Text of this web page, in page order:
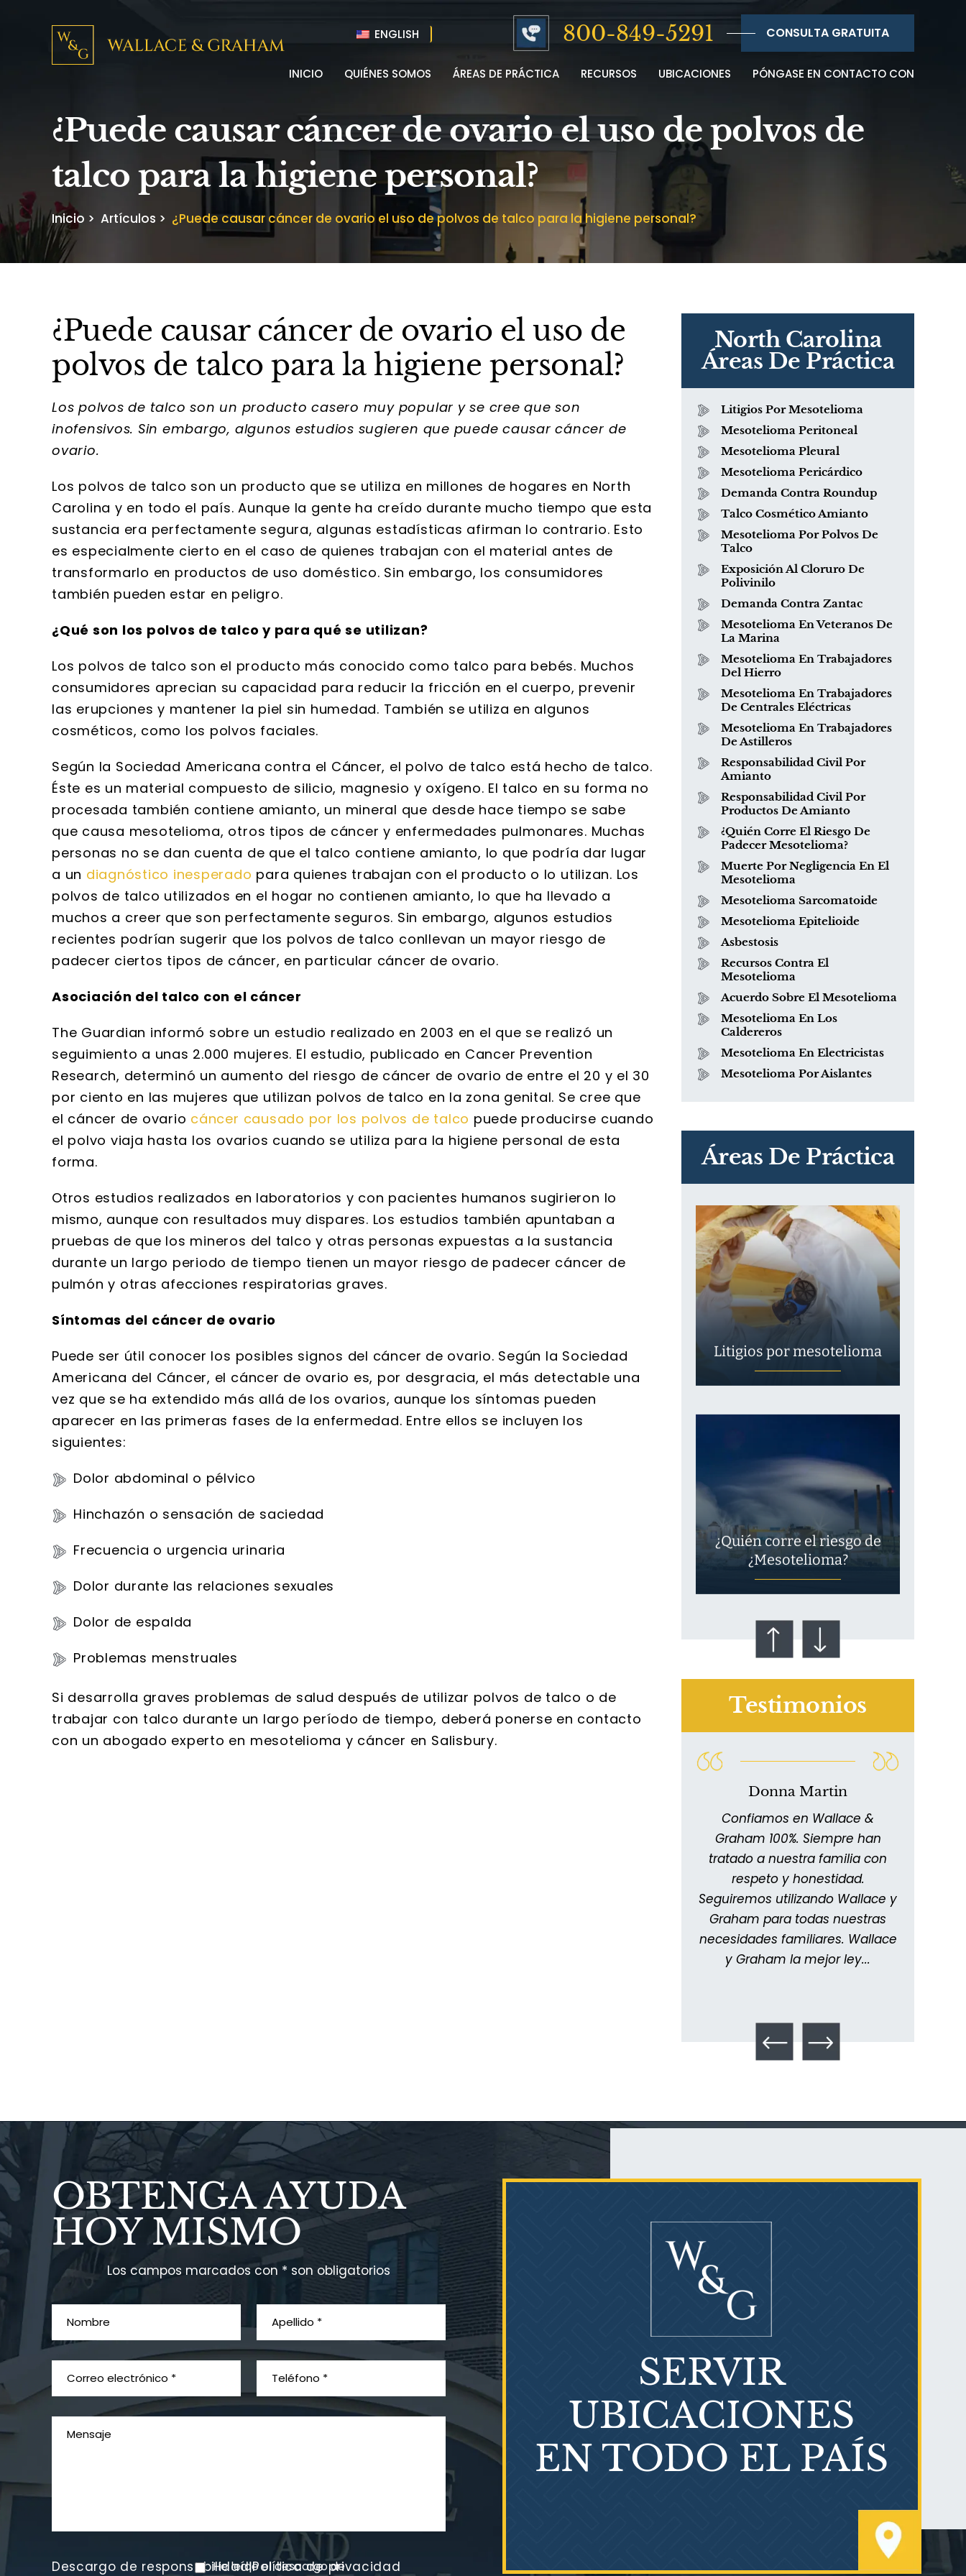
ENGLISH 800-849-5291 CONSULTA GRATUITA
INICIO QUIÉNES SOMOS ÁREAS DE PRÁCTICA RECURSOS UBICACIONES PÓNGASE EN CONTACTO CON
¿Puede causar cáncer de ovario el uso de polvos de
talco para la higiene personal?
Inicio > Artículos > ¿Puede causar cáncer de ovario el uso de polvos de talco para la higiene personal?
¿Puede causar cáncer de ovario el uso de
polvos de talco para la higiene personal?
Los polvos de talco son un producto casero muy popular y se cree que son
inofensivos. Sin embargo, algunos estudios sugieren que puede causar cáncer de
ovario.
Los polvos de talco son un producto que se utiliza en millones de hogares en North
Carolina y en todo el país. Aunque la gente ha creído durante mucho tiempo que esta
sustancia era perfectamente segura, algunas estadísticas afirman lo contrario. Esto
es especialmente cierto en el caso de quienes trabajan con el material antes de
transformarlo en productos de uso doméstico. Sin embargo, los consumidores
también pueden estar en peligro.
¿Qué son los polvos de talco y para qué se utilizan?
Los polvos de talco son el producto más conocido como talco para bebés. Muchos
consumidores aprecian su capacidad para reducir la fricción en el cuerpo, prevenir
las erupciones y mantener la piel sin humedad. También se utiliza en algunos
cosméticos, como los polvos faciales.
Según la Sociedad Americana contra el Cáncer, el polvo de talco está hecho de talco.
Éste es un material compuesto de silicio, magnesio y oxígeno. El talco en su forma no
procesada también contiene amianto, un mineral que desde hace tiempo se sabe
que causa mesotelioma, otros tipos de cáncer y enfermedades pulmonares. Muchas
personas no se dan cuenta de que el talco contiene amianto, lo que podría dar lugar
a un diagnóstico inesperado para quienes trabajan con el producto o lo utilizan. Los
polvos de talco utilizados en el hogar no contienen amianto, lo que ha llevado a
muchos a creer que son perfectamente seguros. Sin embargo, algunos estudios
recientes podrían sugerir que los polvos de talco conllevan un mayor riesgo de
padecer ciertos tipos de cáncer, en particular cáncer de ovario.
Asociación del talco con el cáncer
The Guardian informó sobre un estudio realizado en 2003 en el que se realizó un
seguimiento a unas 2.000 mujeres. El estudio, publicado en Cancer Prevention
Research, determinó un aumento del riesgo de cáncer de ovario de entre el 20 y el 30
por ciento en las mujeres que utilizan polvos de talco en la zona genital. Se cree que
el cáncer de ovario cáncer causado por los polvos de talco puede producirse cuando
el polvo viaja hasta los ovarios cuando se utiliza para la higiene personal de esta
forma.
Otros estudios realizados en laboratorios y con pacientes humanos sugirieron lo
mismo, aunque con resultados muy dispares. Los estudios también apuntaban a
pruebas de que los mineros del talco y otras personas expuestas a la sustancia
durante un largo periodo de tiempo tienen un mayor riesgo de padecer cáncer de
pulmón y otras afecciones respiratorias graves.
Síntomas del cáncer de ovario
Puede ser útil conocer los posibles signos del cáncer de ovario. Según la Sociedad
Americana del Cáncer, el cáncer de ovario es, por desgracia, el más detectable una
vez que se ha extendido más allá de los ovarios, aunque los síntomas pueden
aparecer en las primeras fases de la enfermedad. Entre ellos se incluyen los
siguientes:
Dolor abdominal o pélvico
Hinchazón o sensación de saciedad
Frecuencia o urgencia urinaria
Dolor durante las relaciones sexuales
Dolor de espalda
Problemas menstruales
Si desarrolla graves problemas de salud después de utilizar polvos de talco o de
trabajar con talco durante un largo período de tiempo, deberá ponerse en contacto
con un abogado experto en mesotelioma y cáncer en Salisbury.
North Carolina
Áreas De Práctica
Litigios Por Mesotelioma
Mesotelioma Peritoneal
Mesotelioma Pleural
Mesotelioma Pericárdico
Demanda Contra Roundup
Talco Cosmético Amianto
Mesotelioma Por Polvos De
Talco
Exposición Al Cloruro De
Polivinilo
Demanda Contra Zantac
Mesotelioma En Veteranos De
La Marina
Mesotelioma En Trabajadores
Del Hierro
Mesotelioma En Trabajadores
De Centrales Eléctricas
Mesotelioma En Trabajadores
De Astilleros
Responsabilidad Civil Por
Amianto
Responsabilidad Civil Por
Productos De Amianto
¿Quién Corre El Riesgo De
Padecer Mesotelioma?
Muerte Por Negligencia En El
Mesotelioma
Mesotelioma Sarcomatoide
Mesotelioma Epitelioide
Asbestosis
Recursos Contra El
Mesotelioma
Acuerdo Sobre El Mesotelioma
Mesotelioma En Los
Caldereros
Mesotelioma En Electricistas
Mesotelioma Por Aislantes
Áreas De Práctica
¿Qué es el mesotelioma?
Litigios por mesotelioma
¿Quién corre el riesgo de
¿Mesotelioma?
Exposición
Testimonios
Donna Martin
Confiamos en Wallace &
Graham 100%. Siempre han
tratado a nuestra familia con
respeto y honestidad.
Seguiremos utilizando Wallace y
Graham para todas nuestras
necesidades familiares. Wallace
y Graham la mejor ley...
OBTENGA AYUDA
HOY MISMO
Los campos marcados con * son obligatorios
Descargo de responsabilidad|Política de privacidad
He leído el descargo de
SERVIR
UBICACIONES
EN TODO EL PAÍS